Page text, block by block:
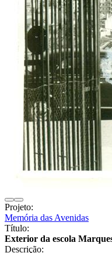
Projeto:
Memória das Avenidas
Título:
Exterior da escola
Descrição: